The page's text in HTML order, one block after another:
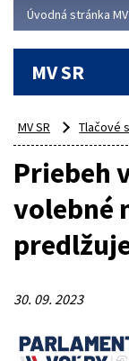
Úvodná stránka MV
MV SR
MV SR Tlačové
Priebeh
volebné
30. 09. 2023